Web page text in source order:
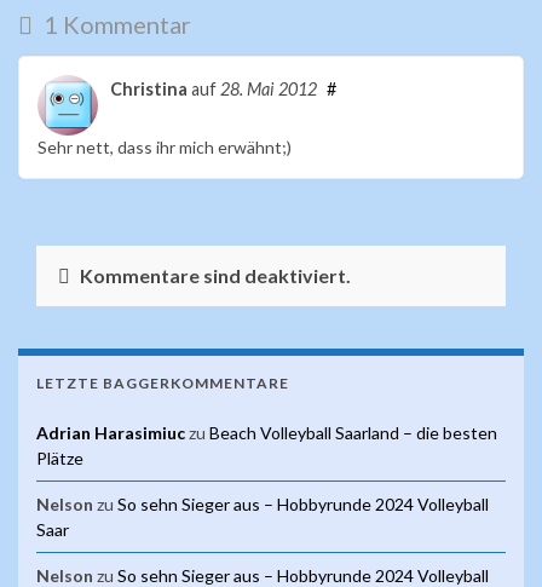
1 Kommentar
Christina auf 28. Mai 2012 #
Sehr nett, dass ihr mich erwähnt;)
Kommentare sind deaktiviert.
LETZTE BAGGERKOMMENTARE
Adrian Harasimiuczu Beach Volleyball Saarland – die besten
Plätze
Nelson zu So sehn Sieger aus – Hobbyrunde 2024 Volleyball
Saar
Nelson zu So sehn Sieger aus – Hobbyrunde 2024 Volleyball